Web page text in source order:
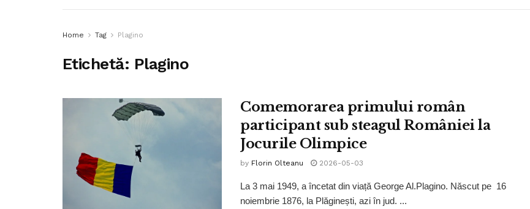
Home Tag Plagino
Etichetă: Plagino
Comemorarea primului român
participant sub steagul României la
Jocurile Olimpice
by Florin Olteanu 2026-05-03
La 3 mai 1949, a încetat din viață George Al.Plagino. Născut pe 16
noiembrie 1876, la Plăginești, azi în jud. ...